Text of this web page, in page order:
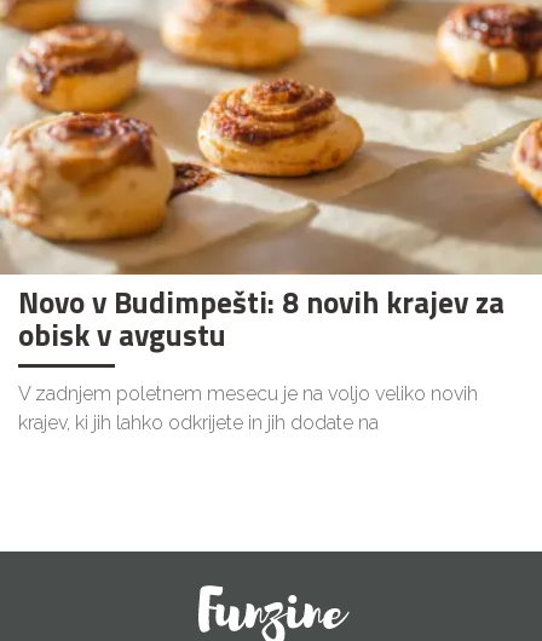
Novo v Budimpešti: 8 novih krajev za
obisk v avgustu
V zadnjem poletnem mesecu je na voljo veliko novih
krajev, ki jih lahko odkrijete in jih dodate na